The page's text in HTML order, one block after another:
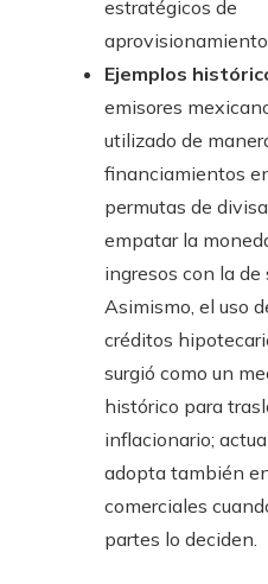
estratégicos de
Ejemplos
emisores
utilizado de
financiamientos
permutas de
empatar la
ingresos con la de
Asimismo, el uso
créditos
surgió como un
histórico para
inflacionario;
adopta también
comerciales
partes lo deciden.